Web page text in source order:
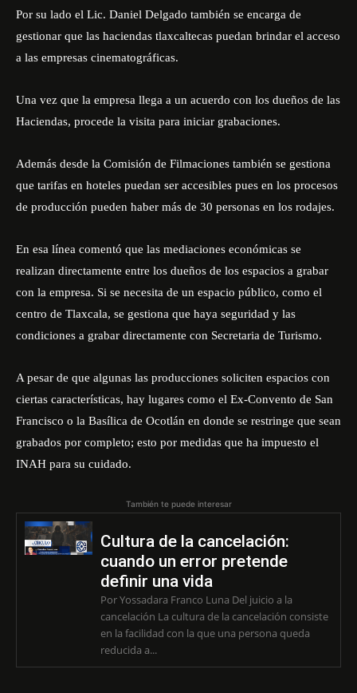
Por su lado el Lic. Daniel Delgado también se encarga de
gestionar que las haciendas tlaxcaltecas puedan brindar el acceso
a las empresas cinematográficas.
Una vez que la empresa llega a un acuerdo con los dueños de las
Haciendas, procede la visita para iniciar grabaciones.
Además desde la Comisión de Filmaciones también se gestiona
que tarifas en hoteles puedan ser accesibles pues en los procesos
de producción pueden haber más de 30 personas en los rodajes.
En esa línea comentó que las mediaciones económicas se
realizan directamente entre los dueños de los espacios a grabar
con la empresa. Si se necesita de un espacio público, como el
centro de Tlaxcala, se gestiona que haya seguridad y las
condiciones a grabar directamente con Secretaria de Turismo.
A pesar de que algunas las producciones soliciten espacios con
ciertas características, hay lugares como el Ex-Convento de San
Francisco o la Basílica de Ocotlán en donde se restringe que sean
grabados por completo; esto por medidas que ha impuesto el
INAH para su cuidado.
También te puede interesar
Cultura de la cancelación:
cuando un error pretende
definir una vida
Por Yossadara Franco Luna Del juicio a la
cancelación La cultura de la cancelación consiste
en la facilidad con la que una persona queda
reducida a...